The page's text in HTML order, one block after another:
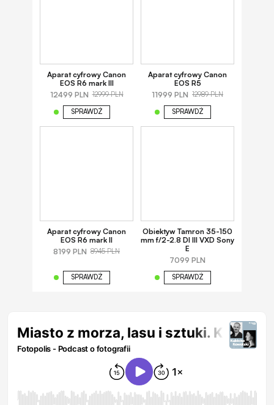
Aparat cyfrowy Canon
EOS R6 mark III
12499 PLN 12999 PLN
SPRAWDŹ
Aparat cyfrowy Canon
EOS R5
11999 PLN 12989 PLN
SPRAWDŹ
Aparat cyfrowy Canon
EOS R6 mark II
8199 PLN 8945 PLN
SPRAWDŹ
Obiektyw Tamron 35-150
mm f/2-2.8 DI III VXD Sony
E
7099 PLN
SPRAWDŹ